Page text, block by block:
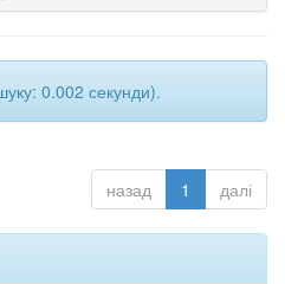
0.002 секунди).
назад 1 далі